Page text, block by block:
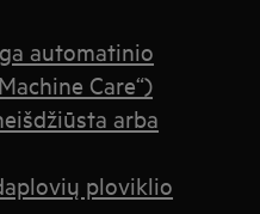
automatinio
Care“)
arba
ploviklio